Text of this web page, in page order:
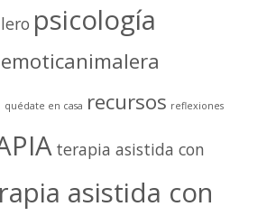
psicología
quédate en casa recursos reflexiones
terapia asistida con
asistida con